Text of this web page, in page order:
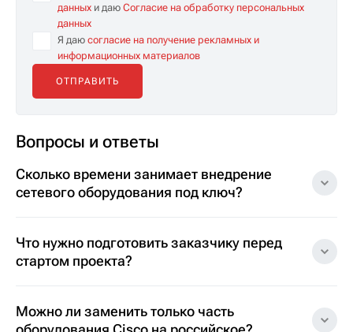
данных и даю Согласие на обработку персональных
данных
Я даю согласие на получение рекламных и
информационных материалов
Вопросы и ответы
Сколько времени занимает внедрение
сетевого оборудования под ключ?
Что нужно подготовить заказчику перед
стартом проекта?
Можно ли заменить только часть